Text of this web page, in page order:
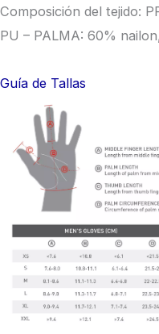
Composición del tejido:
PU – PALMA: 60%
Guía de Tallas